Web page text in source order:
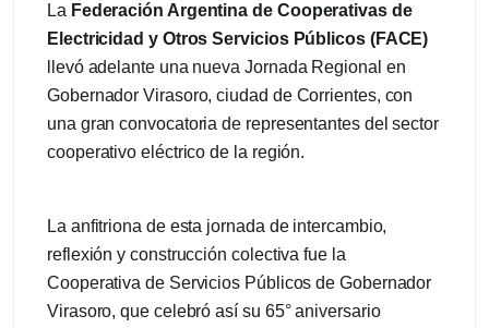
La Federación Argentina de Cooperativas de
Electricidad y Otros Servicios Públicos (FACE)
llevó adelante una nueva Jornada Regional en
Gobernador Virasoro, ciudad de Corrientes, con
una gran convocatoria de representantes del sector
cooperativo eléctrico de la región.
La anfitriona de esta jornada de intercambio,
reflexión y construcción colectiva fue la
Cooperativa de Servicios Públicos de Gobernador
Virasoro, que celebró así su 65° aniversario